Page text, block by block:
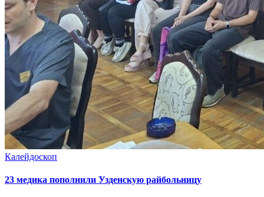
Калейдоскоп
23 медика пополнили Узденскую райбольницу